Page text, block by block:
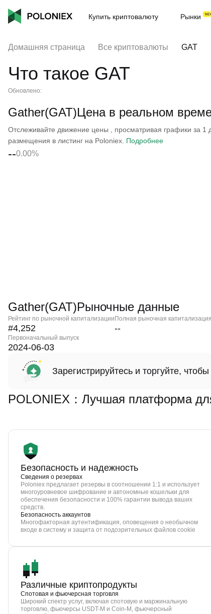
Купить криптовалюту Рынки
Домашняя страница Все криптовалюты GAT
Что такое GAT
Обновлено:
Gather(GAT)Цена в реальном
Отслеживайте движение цены , просматривая графики за
размещения в листинг на Poloniex. Подробнее
--0.00%
Gather(GAT)Рыночные данные
Рейтинг по рыночной капитализации
#4,252
Полная рыночная капитализация
--
Первоначальный выпуск
2024-06-03
Зарегистрируйтесь и торгуйте,
POLONIEX：Лучшая платформа
Безопасность и надежность
Сведения о резервах
Poloniex предлагает резервы в соотношении 1:1 и использует
многоуровневое шифрование и автономные кошельки для
обеспечения безопасности и 100% гарантии вывода ваших
средств.
Безопасность аккаунтов
Многофакторная аутентификация, оповещения о необычном
входе в систему и защита от подозрительных файлов cookie
Различные криптопродукты
Спотовая и фьючерсная торговля
Широкий спектр услуг, включая спотовую и маржинальную
торговлю, фьючерсы USDT-M и Coin-M, фьючерсный